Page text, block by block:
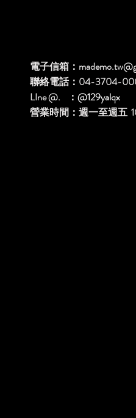
電子信箱：
聯絡電話：04-3704-
LIne @. ： @129yalqx
營業時間：週一至週五